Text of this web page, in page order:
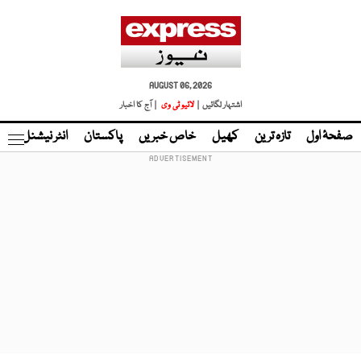
AUGUST 06, 2026
اشتہار لگائیں |
لائیو ٹی وی | آج کا اخبار
صفحۂ اول تازہ ترین کھیل خاص خبریں پاکستان انٹر نیشنل